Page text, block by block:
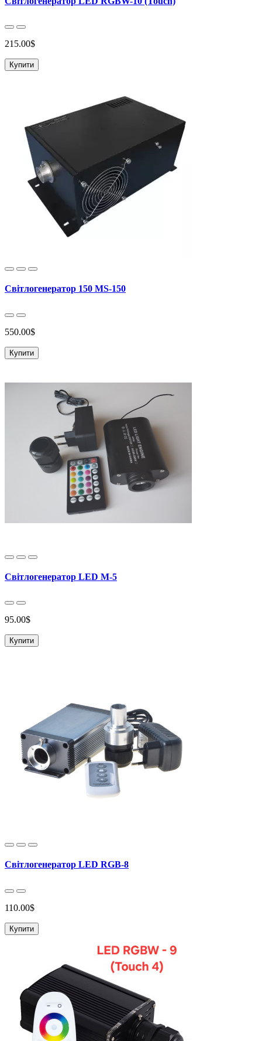
215.00$
Купити
Світлогенератор 150 MS-150
550.00$
Купити
Свiтлогенератор LED M-5
95.00$
Купити
Світлогенератор LED RGB-8
110.00$
Купити